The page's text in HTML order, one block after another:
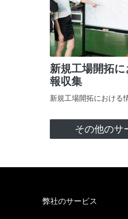
新規工場開拓
報収集
新規工場開拓における
その他のサ
弊社のサービス